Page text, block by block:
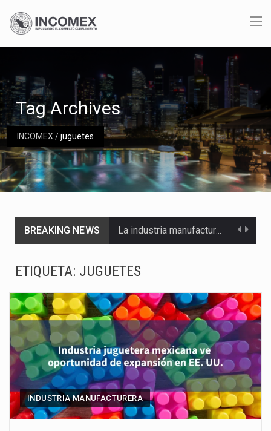
INCOMEX/juguetes
Tag Archives
BREAKING NEWS La industria manufacturera de exportación afiliada a Index en Nuevo León ha alcanzado hasta 10%…
El Gobierno de Estados Unidos ha procesado la devolución de aproximadamente 100,000 millones de dólares…
El mercado laboral mexicano muestra un proceso de precarización sin señales de mejora, según el…
La Cámara Minera de México (Camimex) proyecta una inversión total de 6,402.2 millones de dólares…
ETIQUETA: JUGUETES
INDUSTRIA MANUFACTURERA